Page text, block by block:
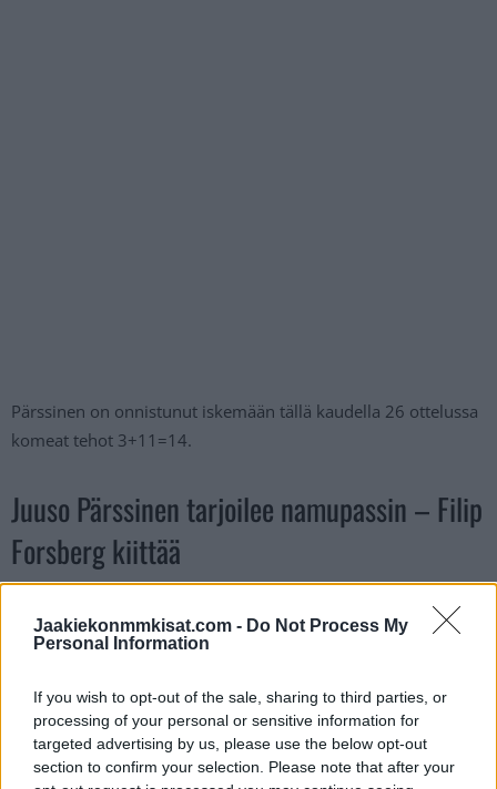
Jaakiekonmmkisat.com - Do Not Process My
Personal Information
If you wish to opt-out of the sale, sharing to third parties, or
processing of your personal or sensitive information for
targeted advertising by us, please use the below opt-out
section to confirm your selection. Please note that after your
Pärssinen on onnistunut iskemään tällä kaudella 26 ottelussa
komeat tehot 3+11=14.
Juuso Pärssinen tarjoilee namupassin – Filip
Forsberg kiittää
FILIP FORSBERG TAKES PARSSINEN'S
FEED AND TOE DRAGS AROUND
TYING IT UP AT 1!#SMASHVILLE
PIC.TWITTER.COM/YJFJNYVRP0